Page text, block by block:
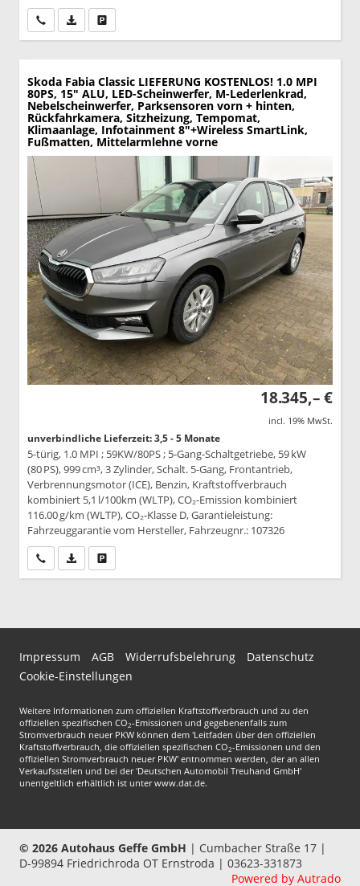
Wir rufen Sie anPDF-Datei, Fahrzeugexposé drucken
Skoda Fabia Classic LIEFERUNG KOSTENLOS! 1.0 MPI
80PS, 15" ALU, LED-Scheinwerfer, M-Lederlenkrad,
Nebelscheinwerfer, Parksensoren vorn + hinten,
Rückfahrkamera, Sitzheizung, Tempomat,
Klimaanlage, Infotainment 8"+Wireless SmartLink,
Fußmatten, Mittelarmlehne vorne
18.345,– €
incl. 19% MwSt.
unverbindliche Lieferzeit: 3,5 - 5 Monate
5-türig, 1.0 MPI ; 59KW/80PS ; 5-Gang-Schaltgetriebe, 59 kW
(80 PS), 999 cm³, 3 Zylinder, Schalt. 5-Gang, Frontantrieb,
Verbrennungsmotor (ICE), Benzin, Kraftstoffverbrauch
kombiniert 5,1 l/100km (WLTP), CO₂-Emission kombiniert
116.00 g/km (WLTP), CO₂-Klasse D, Garantieleistung:
Fahrzeuggarantie vom Hersteller, Fahrzeugnr.: 107326
Wir rufen Sie anPDF-Datei, Fahrzeugexposé drucken
Impressum AGB Widerrufsbelehrung
Datenschutz
Cookie-Einstellungen
Weitere Informationen zum offiziellen Kraftstoffverbrauch und zu den
offiziellen spezifischen CO2-Emissionen und gegebenenfalls zum
Stromverbrauch neuer PKW können dem 'Leitfaden über den offiziellen
Kraftstoffverbrauch, die offiziellen spezifischen CO2-Emissionen und den
offiziellen Stromverbrauch neuer PKW' entnommen werden, der an allen
Verkaufsstellen und bei der 'Deutschen Automobil Treuhand GmbH'
unentgeltlich erhältlich ist unter www.dat.de.
© 2026 Autohaus Geffe GmbH | Cumbacher Straße 17 |
D-99894 Friedrichroda OT Ernstroda | 03623-331873
Powered by Autrado